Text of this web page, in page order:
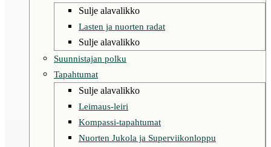
Sulje alavalikko
Lasten ja nuorten radat
Sulje alavalikko
Suunnistajan polku
Tapahtumat
Sulje alavalikko
Leimaus-leiri
Kompassi-tapahtumat
Nuorten Jukola ja Superviikonloppu